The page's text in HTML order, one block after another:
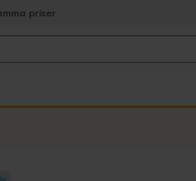
priser